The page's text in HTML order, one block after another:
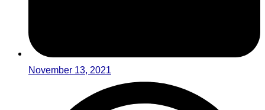
November 13, 2021